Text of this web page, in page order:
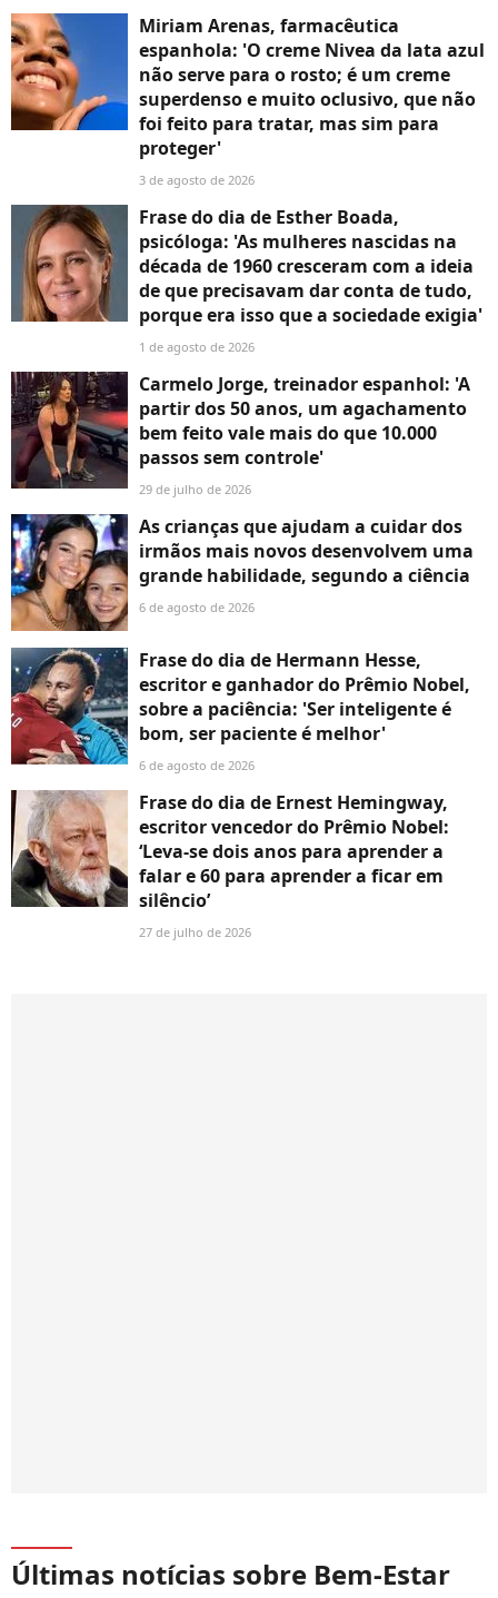
Miriam Arenas, farmacêutica
espanhola: 'O creme Nivea da lata azul
não serve para o rosto; é um creme
superdenso e muito oclusivo, que não
foi feito para tratar, mas sim para
proteger'
3 de agosto de 2026
Frase do dia de Esther Boada,
psicóloga: 'As mulheres nascidas na
década de 1960 cresceram com a ideia
de que precisavam dar conta de tudo,
porque era isso que a sociedade exigia'
1 de agosto de 2026
Carmelo Jorge, treinador espanhol: 'A
partir dos 50 anos, um agachamento
bem feito vale mais do que 10.000
passos sem controle'
29 de julho de 2026
As crianças que ajudam a cuidar dos
irmãos mais novos desenvolvem uma
grande habilidade, segundo a ciência
6 de agosto de 2026
Frase do dia de Hermann Hesse,
escritor e ganhador do Prêmio Nobel,
sobre a paciência: 'Ser inteligente é
bom, ser paciente é melhor'
6 de agosto de 2026
Frase do dia de Ernest Hemingway,
escritor vencedor do Prêmio Nobel:
‘Leva-se dois anos para aprender a
falar e 60 para aprender a ficar em
silêncio’
27 de julho de 2026
Últimas notícias sobre Bem-Estar